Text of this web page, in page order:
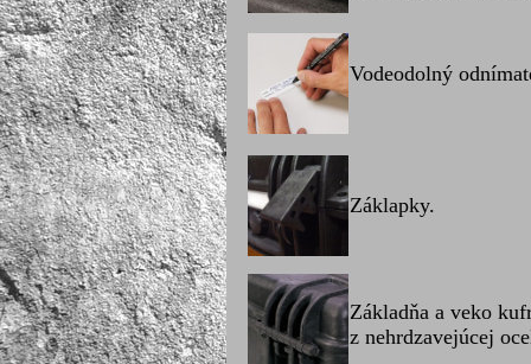
Vodeodolný
Záklapky.
Základňa a veko
z nehrdzavejúcej